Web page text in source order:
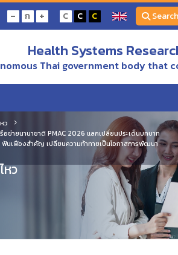
- ก + C C C Search
Health Systems
Thai government body that
ว
อข่ายนานาชาติ PMAC 2026 แลกเปลี่ยนประเด็นบทบาท
นเฟืองสำคัญ เปลี่ยนความท้าทายเป็นโอกาสการพัฒนา
หว